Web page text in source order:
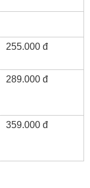
255.000 đ
289.000 đ
359.000 đ